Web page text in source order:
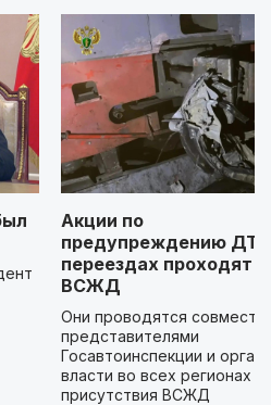
Акции по
предупреждению
переездах проходят
ВСЖД
Они проводятся
представителями
Госавтоинспекции и
власти во всех регионах
присутствия ВСЖД